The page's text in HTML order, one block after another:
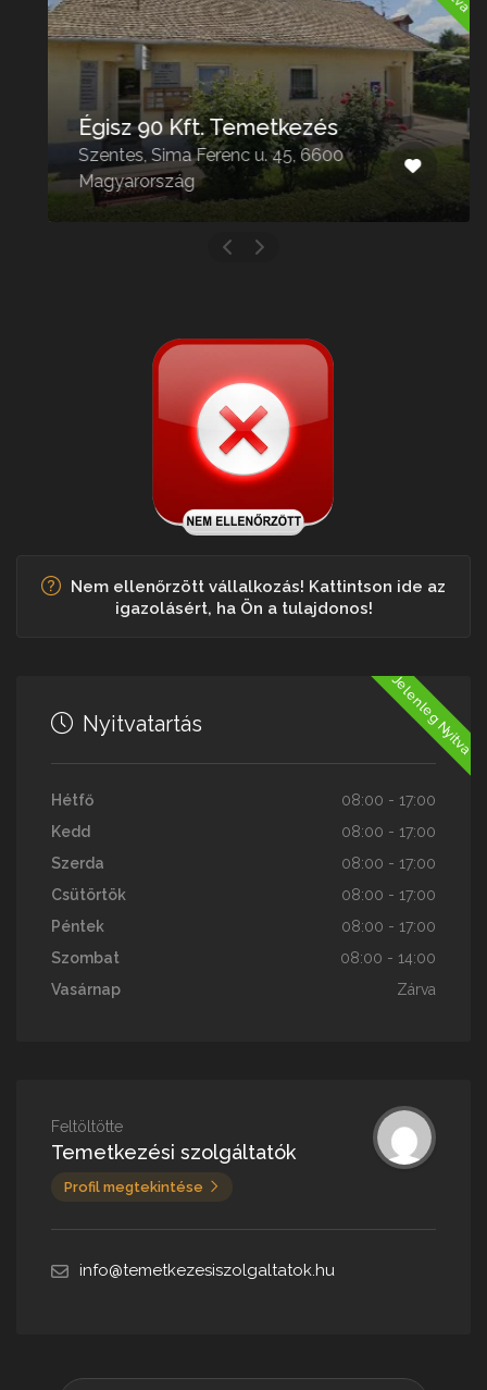
Égisz 90 Kft. Temetkezés
Szentes, Sima Ferenc u. 45, 6600
Magyarország
Nem ellenőrzött vállalkozás! Kattintson ide az
igazolásért, ha Ön a tulajdonos!
Jelenleg Nyitva
Nyitvatartás
Hétfő
08:00 - 17:00
Kedd
08:00 - 17:00
Szerda
08:00 - 17:00
Csütörtök
08:00 - 17:00
Péntek
08:00 - 17:00
Szombat
08:00 - 14:00
Vasárnap
Zárva
Feltöltötte
Temetkezési szolgáltatók
Profil megtekintése
info@temetkezesiszolgaltatok.hu